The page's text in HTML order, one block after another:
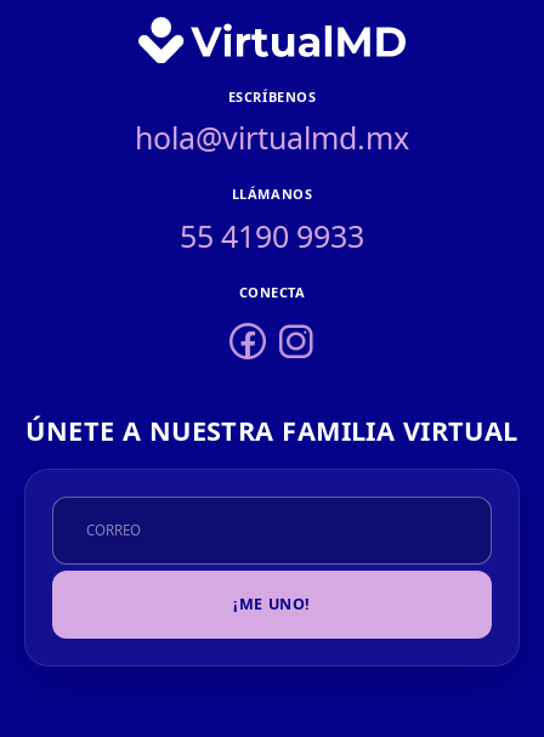
ESCRÍBENOS
hola@virtualmd.mx
LLÁMANOS
55 4190 9933
CONECTA
ÚNETE A NUESTRA FAMILIA VIRTUAL
¡ME UNO!